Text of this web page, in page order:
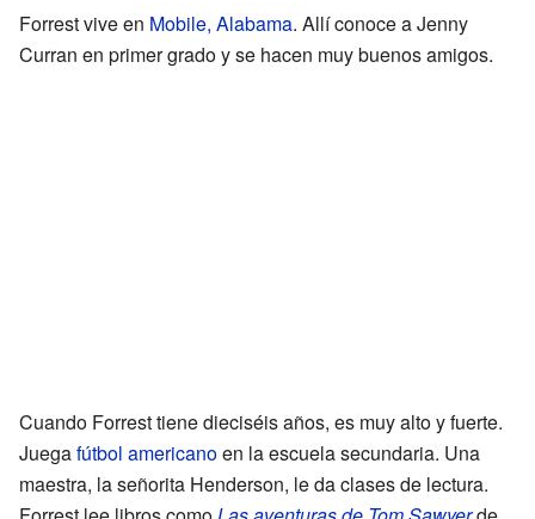
Forrest vive en Mobile, Alabama. Allí conoce a Jenny
Curran en primer grado y se hacen muy buenos amigos.
Cuando Forrest tiene dieciséis años, es muy alto y fuerte.
Juegafútbol americanoen la escuela secundaria. Una
maestra, la señorita Henderson, le da clases de lectura.